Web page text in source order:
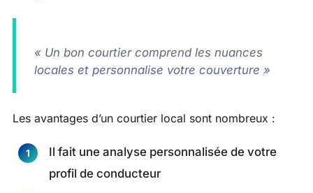
« Un bon courtier comprend les nuances
locales et personnalise votre couverture »
Les avantages d’un courtier local sont nombreux :
Il fait une analyse personnalisée de votre
profil de conducteur